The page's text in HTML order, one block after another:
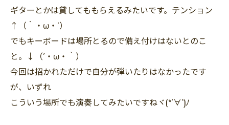
ギターとかは貸してももらえるみたいです。テンション
↑（｀・ω・´）
でもキーボードは場所とるので備え付けはないとのこ
と。↓（´・ω・｀）
今回は招かれただけで自分が弾いたりはなかったです
が、いずれ
こういう場所でも演奏してみたいですねヾ(*´∀`)ﾉ